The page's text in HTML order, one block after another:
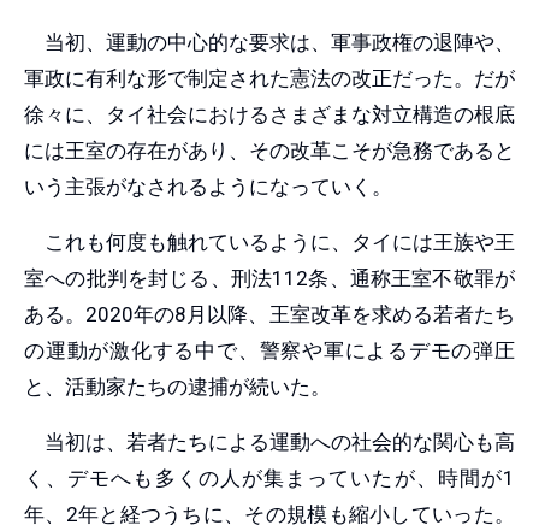
当初、運動の中心的な要求は、軍事政権の退陣や、
軍政に有利な形で制定された憲法の改正だった。だが
徐々に、タイ社会におけるさまざまな対立構造の根底
には王室の存在があり、その改革こそが急務であると
いう主張がなされるようになっていく。
これも何度も触れているように、タイには王族や王
室への批判を封じる、刑法112条、通称王室不敬罪が
ある。2020年の8月以降、王室改革を求める若者たち
の運動が激化する中で、警察や軍によるデモの弾圧
と、活動家たちの逮捕が続いた。
当初は、若者たちによる運動への社会的な関心も高
く、デモへも多くの人が集まっていたが、時間が1
年、2年と経つうちに、その規模も縮小していった。